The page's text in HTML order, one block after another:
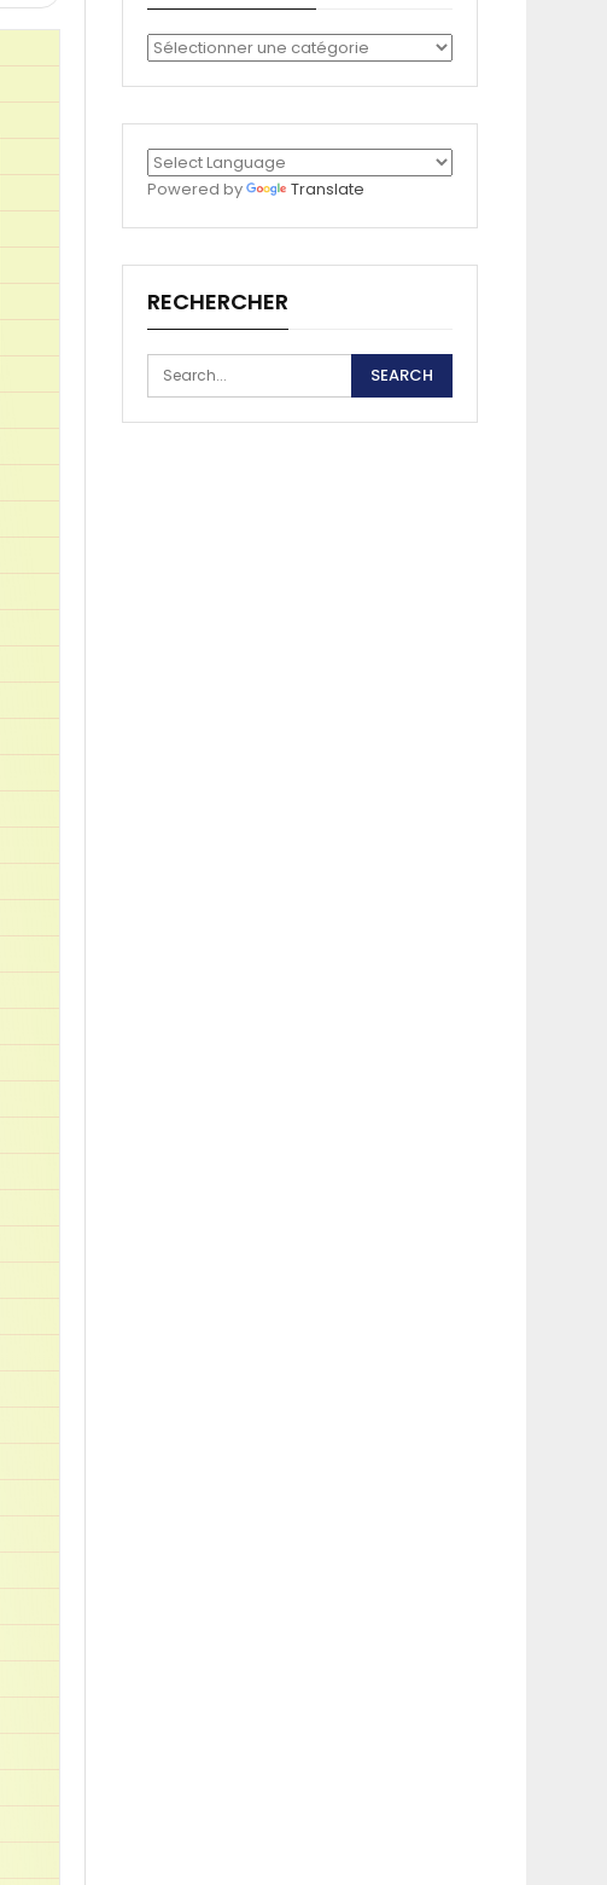
Catégories
Powered by Translate
RECHERCHER